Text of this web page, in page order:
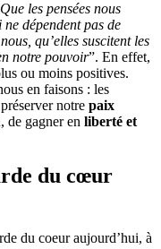
Que les pensées nous
dépendent pas de
qu’elles suscitent les
notre pouvoir”. En effet,
ou moins positives.
en faisons : les
notre paix
, de gagner en liberté et
du cœur
du coeur aujourd’hui, à